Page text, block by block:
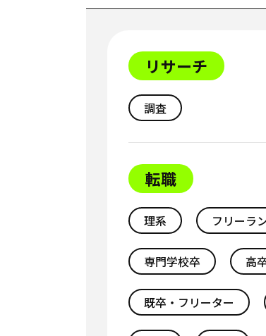
リサーチ
調査
転職
理系 フリーラ
専門学校卒 高
既卒・フリーター